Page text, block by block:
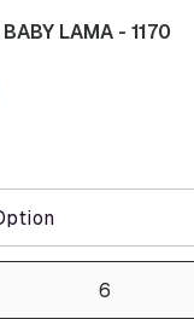
BABY LAMA - 1170